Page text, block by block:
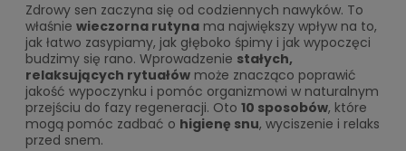
Zdrowy sen zaczyna się od codziennych nawyków. To
właśnie wieczorna rutyna ma największy wpływ na to,
jak łatwo zasypiamy, jak głęboko śpimy i jak wypoczęci
budzimy się rano. Wprowadzenie stałych,
relaksujących rytuałów może znacząco poprawić
jakość wypoczynku i pomóc organizmowi w naturalnym
przejściu do fazy regeneracji. Oto 10 sposobów, które
mogą pomóc zadbać o higienę snu, wyciszenie i relaks
przed snem.